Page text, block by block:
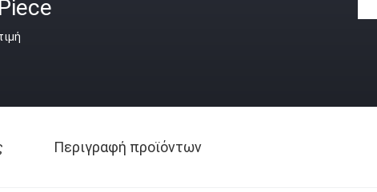
Piece
Περιγραφή προϊόντων